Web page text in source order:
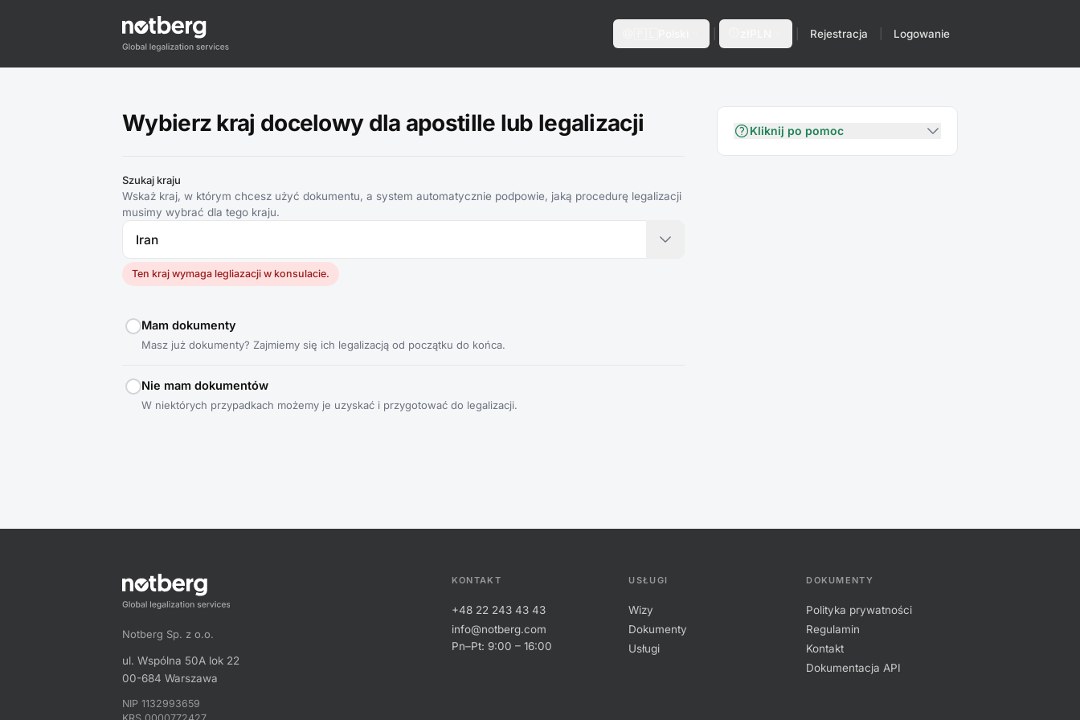
Rejestracja Logowanie
Wybierz kraj docelowy dla apostille lub legalizacji
Szukaj kraju
Wskaż kraj, w którym chcesz użyć dokumentu, a system automatycznie podpowie, jaką procedurę legalizacji
musimy wybrać dla tego kraju.
Ten kraj wymaga legliazacji w konsulacie.
Mam dokumenty
Masz już dokumenty? Zajmiemy się ich legalizacją od początku do końca.
Nie mam dokumentów
W niektórych przypadkach możemy je uzyskać i przygotować do legalizacji.
Kliknij po pomoc
Notberg Sp. z o.o.
ul. Wspólna 50A lok 22
00-684 Warszawa
NIP 1132993659
KONTAKT
+48 22 243 43 43
info@notberg.com
Pn–Pt: 9:00 – 16:00
USŁUGI
Wizy
Dokumenty
Usługi
DOKUMENTY
Polityka prywatności
Regulamin
Kontakt
Dokumentacja API